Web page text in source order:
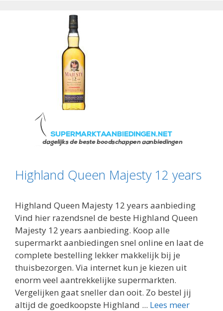
Highland Queen Majesty 12 years
Highland Queen Majesty 12 years aanbieding
Vind hier razendsnel de beste Highland Queen
Majesty 12 years aanbieding. Koop alle
supermarkt aanbiedingen snel online en laat de
complete bestelling lekker makkelijk bij je
thuisbezorgen. Via internet kun je kiezen uit
enorm veel aantrekkelijke supermarkten.
Vergelijken gaat sneller dan ooit. Zo bestel jij
altijd de goedkoopste Highland ... Lees meer